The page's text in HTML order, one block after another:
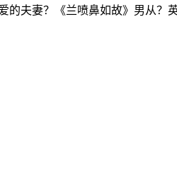
夫妻？《兰喷鼻如故》男从？